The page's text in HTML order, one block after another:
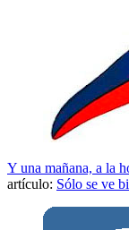
Y una mañana, a la
artículo: Sólo se ve